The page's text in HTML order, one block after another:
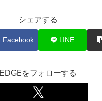
シェアする
Facebook LINE
EDGEをフォローする